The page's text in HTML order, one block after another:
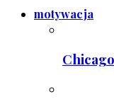
motywacja